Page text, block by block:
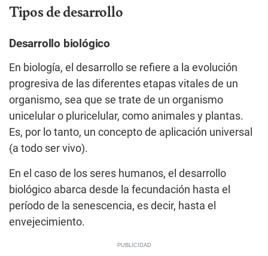
Tipos de desarrollo
Desarrollo biológico
En biología, el desarrollo se refiere a la evolución
progresiva de las diferentes etapas vitales de un
organismo, sea que se trate de un organismo
unicelular o pluricelular, como animales y plantas.
Es, por lo tanto, un concepto de aplicación universal
(a todo ser vivo).
En el caso de los seres humanos, el desarrollo
biológico abarca desde la fecundación hasta el
período de la senescencia, es decir, hasta el
envejecimiento.